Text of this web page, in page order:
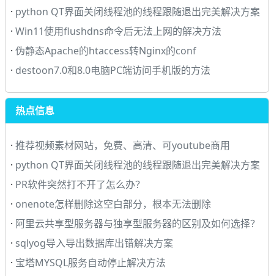
· python QT界面关闭线程池的线程跟随退出完美解决方案
· Win11使用flushdns命令后无法上网的解决方法
· 伪静态Apache的htaccess转Nginx的conf
· destoon7.0和8.0电脑PC端访问手机版的方法
热点信息
· 推荐视频素材网站，免费、高清、可youtube商用
· python QT界面关闭线程池的线程跟随退出完美解决方案
· PR软件突然打不开了怎么办？
· onenote怎样删除这空白部分，根本无法删除
· 阿里云共享型服务器与独享型服务器的区别及如何选择？
· sqlyog导入导出数据库出错解决方案
· 宝塔MYSQL服务自动停止解决方法